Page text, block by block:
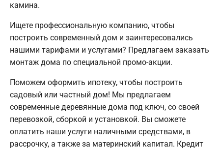
камина.
Ищете профессиональную компанию, чтобы
построить современный дом и заинтересовались
нашими тарифами и услугами? Предлагаем заказать
монтаж дома по специальной промо-акции.
Поможем оформить ипотеку, чтобы построить
садовый или частный дом! Мы предлагаем
современные деревянные дома под ключ, со своей
перевозкой, сборкой и установкой. Вы сможете
оплатить наши услуги наличными средствами, в
рассрочку, а также за материнский капитал. Кредит